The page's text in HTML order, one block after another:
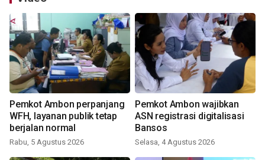
Pemkot Ambon perpanjang
WFH, layanan publik tetap
berjalan normal
Rabu, 5 Agustus 2026
Pemkot Ambon wajibkan
ASN registrasi digitalisasi
Bansos
Selasa, 4 Agustus 2026